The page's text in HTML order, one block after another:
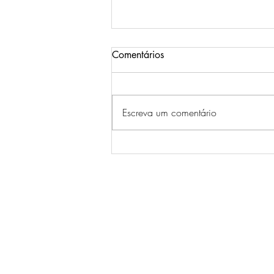
Comentários
Escreva um comentário